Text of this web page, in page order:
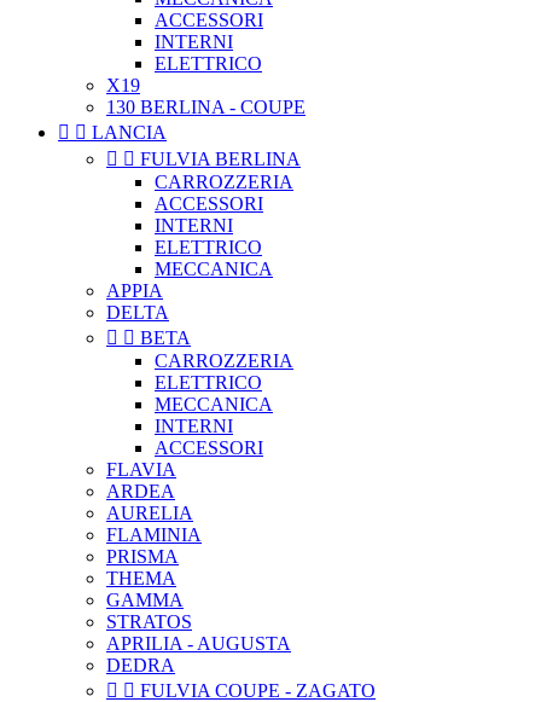
ACCESSORI
INTERNI
ELETTRICO
X19
130 BERLINA - COUPE
  LANCIA
  FULVIA BERLINA
CARROZZERIA
ACCESSORI
INTERNI
ELETTRICO
MECCANICA
APPIA
DELTA
  BETA
CARROZZERIA
ELETTRICO
MECCANICA
INTERNI
ACCESSORI
FLAVIA
ARDEA
AURELIA
FLAMINIA
PRISMA
THEMA
GAMMA
STRATOS
APRILIA - AUGUSTA
DEDRA
  FULVIA COUPE - ZAGATO